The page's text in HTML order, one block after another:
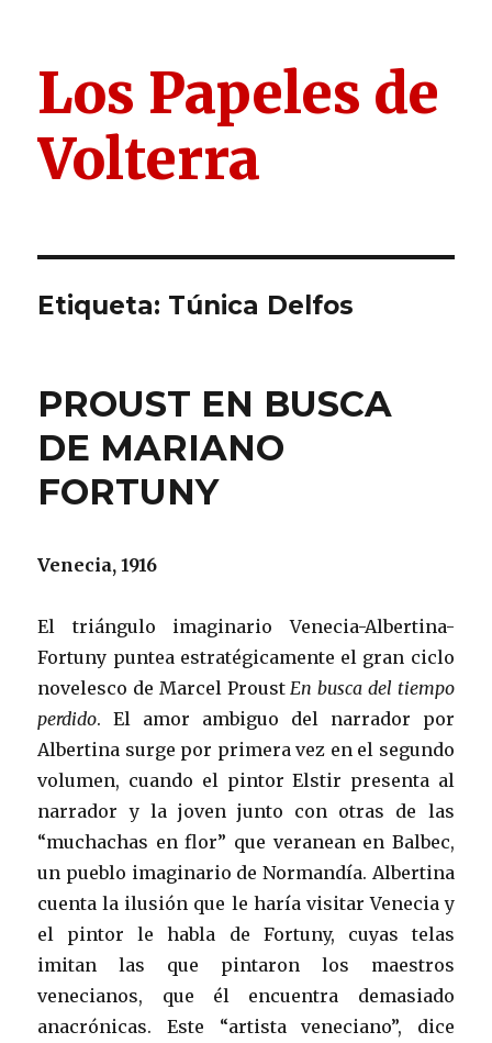
Los Papeles de
Volterra
Etiqueta: Túnica Delfos
PROUST EN BUSCA
DE MARIANO
FORTUNY
Venecia, 1916
El triángulo imaginario Venecia-Albertina-
Fortuny puntea estratégicamente el gran ciclo
novelesco de Marcel ProustEn busca del tiempo
perdido. El amor ambiguo del narrador por
Albertina surge por primera vez en el segundo
volumen, cuando el pintor Elstir presenta al
narrador y la joven junto con otras de las
“muchachas en flor” que veranean en Balbec,
un pueblo imaginario de Normandía. Albertina
cuenta la ilusión que le haría visitar Venecia y
el pintor le habla de Fortuny, cuyas telas
imitan las que pintaron los maestros
venecianos, que él encuentra demasiado
anacrónicas. Este “artista veneciano”, dice